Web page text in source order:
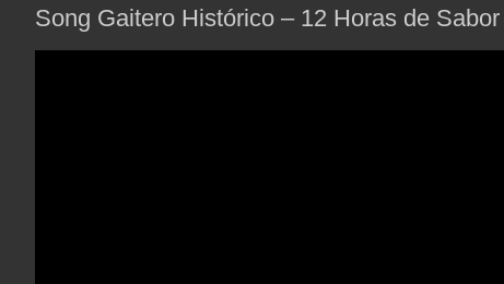
Song Gaitero Histórico – 12 Horas de Sabor